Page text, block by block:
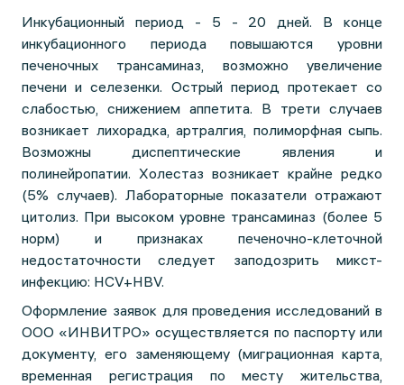
Инкубационный период - 5 - 20 дней. В конце
инкубационного периода повышаются уровни
печеночных трансаминаз, возможно увеличение
печени и селезенки. Острый период протекает со
слабостью, снижением аппетита. В трети случаев
возникает лихорадка, артралгия, полиморфная сыпь.
Возможны диспептические явления и
полинейропатии. Холестаз возникает крайне редко
(5% случаев). Лабораторные показатели отражают
цитолиз. При высоком уровне трансаминаз (более 5
норм) и признаках печеночно-клеточной
недостаточности следует заподозрить микст-
инфекцию: HCV+HBV.
Оформление заявок для проведения исследований в
ООО «ИНВИТРО» осуществляется по паспорту или
документу, его заменяющему (миграционная карта,
временная регистрация по месту жительства,